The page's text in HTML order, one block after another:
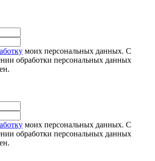
моих персональных данных. С
обработки персональных данных
моих персональных данных. С
обработки персональных данных